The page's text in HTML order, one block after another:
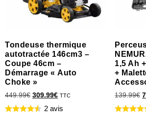
Tondeuse thermique
autotractée 146cm3 –
Coupe 46cm –
Démarrage « Auto
Choke »
449.99€ 309.99€ TTC
2 avis
1,5 Ah
+
139.99€